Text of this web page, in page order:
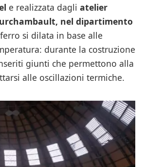
e realizzata dagli atelier
nel dipartimento
si dilata in base alle
durante la costruzione
giunti che permettono alla
alle oscillazioni termiche.